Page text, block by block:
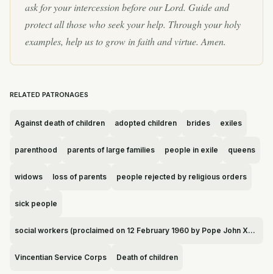
ask for your intercession before our Lord. Guide and
protect all those who seek your help. Through your holy
examples, help us to grow in faith and virtue. Amen.
RELATED PATRONAGES
Against death of children adopted children brides exiles
parenthood parents of large families people in exile queens
widows loss of parents people rejected by religious orders
sick people
social workers (proclaimed on 12 February 1960 by Pope John XXIII)
Vincentian Service Corps Death of children